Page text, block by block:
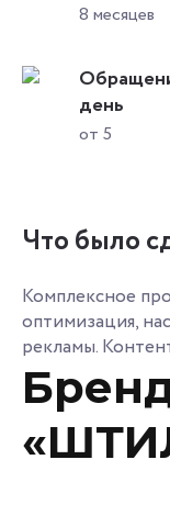
8 месяцев
день
от 5
Что было
Комплексное
оптимизация,
рекламы.